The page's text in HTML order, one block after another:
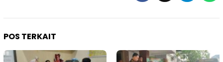
POS TERKAIT